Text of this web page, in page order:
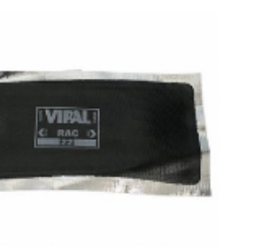
01781
02804
Anéis Internos - Cod 00892
Telefone - Cod 02911
- Cod 01326
- Cod 02138